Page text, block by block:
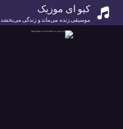
کیو ای موزیک
موسیقی زنده می‌ماند و زندگی می‌بخشد